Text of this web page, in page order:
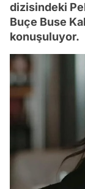
dizisindeki
Buçe Buse
konuşuluyor.